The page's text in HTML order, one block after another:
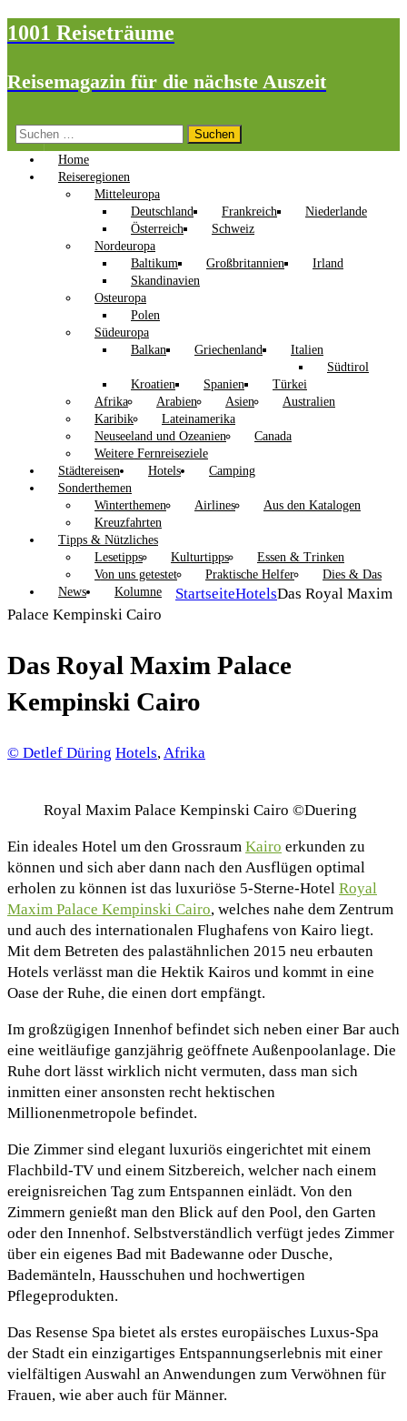
1001 Reiseträume
Reisemagazin für die nächste Auszeit
Suchen
nach:
Home
Reiseregionen
Mitteleuropa
Deutschland
Frankreich
Niederlande
Österreich
Schweiz
Nordeuropa
Baltikum
Großbritannien
Irland
Skandinavien
Osteuropa
Polen
Südeuropa
Balkan
Griechenland
Italien
Südtirol
Kroatien
Spanien
Türkei
Afrika
Arabien Asien
Australien
Karibik
Lateinamerika
Neuseeland und Ozeanien
Canada
Weitere Fernreiseziele
Städtereisen
Hotels
Camping
Sonderthemen
Winterthemen
Airlines
Aus den Katalogen
Kreuzfahrten
Tipps & Nützliches
Lesetipps
Kulturtipps
Essen & Trinken
Von uns getestet
Praktische Helfer
Dies & Das
News
Kolumne StartseiteHotelsDas Royal Maxim
Palace Kempinski Cairo
Das Royal Maxim Palace
Kempinski Cairo
© Detlef Düring Hotels, Afrika
Royal Maxim Palace Kempinski Cairo ©Duering
Ein ideales Hotel um den Grossraum Kairo erkunden zu
können und sich aber dann nach den Ausflügen optimal
erholen zu können ist das luxuriöse 5-Sterne-Hotel Royal
Maxim Palace Kempinski Cairo, welches nahe dem Zentrum
und auch des internationalen Flughafens von Kairo liegt.
Mit dem Betreten des palastähnlichen 2015 neu erbauten
Hotels verlässt man die Hektik Kairos und kommt in eine
Oase der Ruhe, die einen dort empfängt.
Im großzügigen Innenhof befindet sich neben einer Bar auch
eine weitläufige ganzjährig geöffnete Außenpoolanlage. Die
Ruhe dort lässt wirklich nicht vermuten, dass man sich
inmitten einer ansonsten recht hektischen
Millionenmetropole befindet.
Die Zimmer sind elegant luxuriös eingerichtet mit einem
Flachbild-TV und einem Sitzbereich, welcher nach einem
ereignisreichen Tag zum Entspannen einlädt. Von den
Zimmern genießt man den Blick auf den Pool, den Garten
oder den Innenhof. Selbstverständlich verfügt jedes Zimmer
über ein eigenes Bad mit Badewanne oder Dusche,
Bademänteln, Hausschuhen und hochwertigen
Pflegeprodukten.
Das Resense Spa bietet als erstes europäisches Luxus-Spa
der Stadt ein einzigartiges Entspannungserlebnis mit einer
vielfältigen Auswahl an Anwendungen zum Verwöhnen für
Frauen, wie aber auch für Männer.